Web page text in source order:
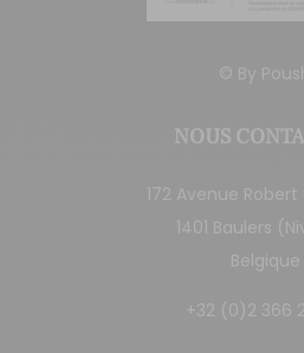
© By
NOUS
172 Avenue
1401 Baulers
Belgique
+32 (0)2 366